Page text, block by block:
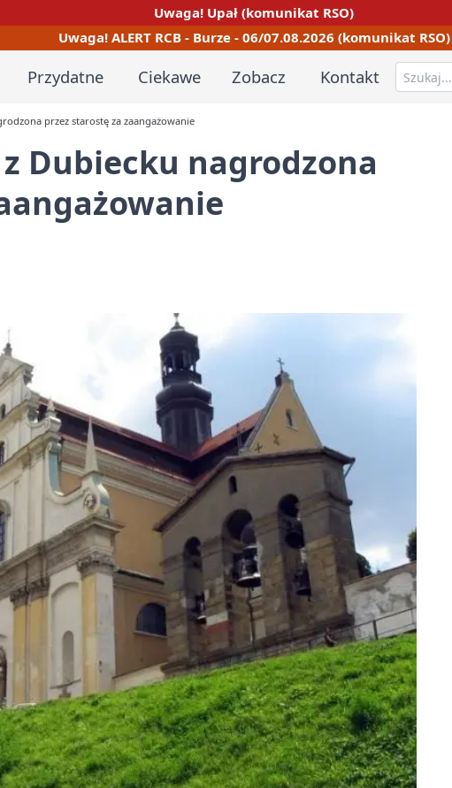
Uwaga! Upał (komunikat RSO)
Uwaga! ALERT RCB - Burze - 06/07.08.2026 (komunikat RSO)
Przydatne Ciekawe Zobacz Kontakt
przez starostę za zaangażowanie
Dubiecku nagrodzona